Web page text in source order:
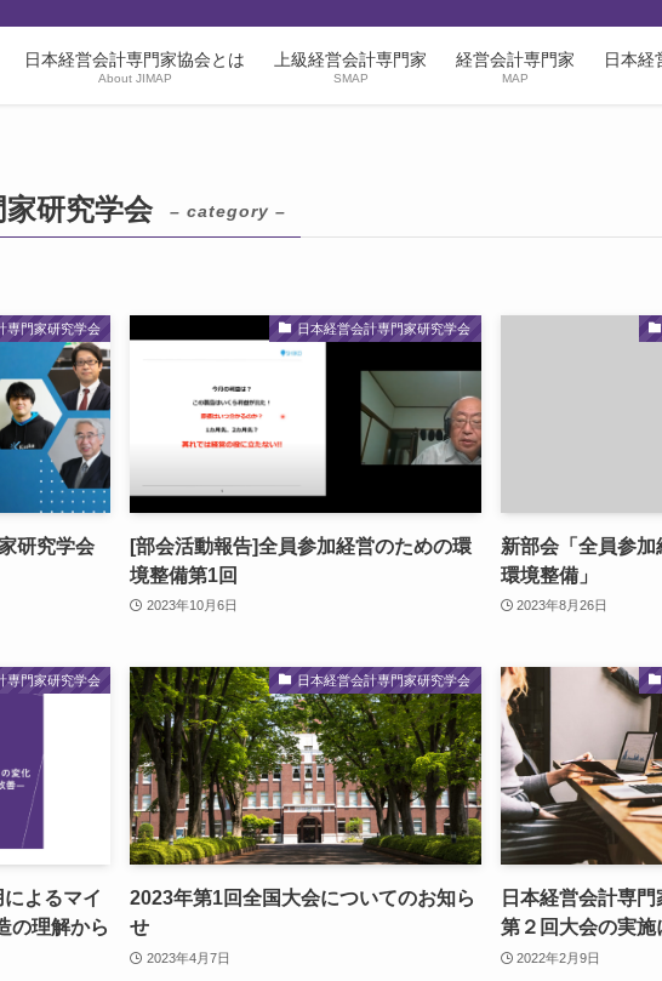
日本経営会計専門家協会とは
About JIMAP
上級経営会計専門家
SMAP
経営会計専門家
MAP
日本経
家研究学会 – category –
専門家研究学会
研究学会
日本経営会計専門家研究学会
[部会活動報告]全員参加経営のための環
境整備第1回
2023年10月6日
新部会「全員参
環境整備」
2023年8月26日
専門家研究学会
よるマイ
の理解から
日本経営会計専門家研究学会
2023年第1回全国大会についてのお知ら
せ
2023年4月7日
日本経営会計専
第２回大会の実施
2022年2月9日